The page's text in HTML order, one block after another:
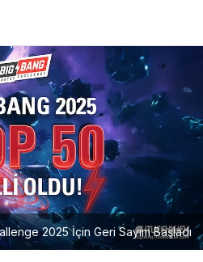
2025 İçin Geri Sayım Başladı